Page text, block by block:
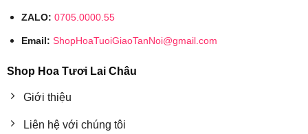
ZALO: 0705.0000.55
Email: ShopHoaTuoiGiaoTanNoi@gmail.com
Shop Hoa Tươi Lai Châu
Giới thiệu
Liên hệ với chúng tôi